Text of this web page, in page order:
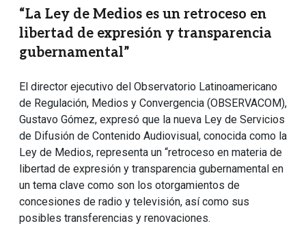
“La Ley de Medios es un retroceso en
libertad de expresión y transparencia
gubernamental”
El director ejecutivo del Observatorio Latinoamericano
de Regulación, Medios y Convergencia (OBSERVACOM),
Gustavo Gómez, expresó que la nueva Ley de Servicios
de Difusión de Contenido Audiovisual, conocida como la
Ley de Medios, representa un “retroceso en materia de
libertad de expresión y transparencia gubernamental en
un tema clave como son los otorgamientos de
concesiones de radio y televisión, así como sus
posibles transferencias y renovaciones.